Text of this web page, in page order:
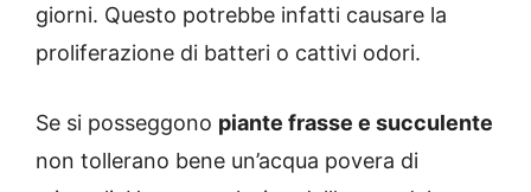
giorni. Questo potrebbe infatti causare la
proliferazione di batteri o cattivi odori.
Se si posseggono piante frasse e succulente
non tollerano bene un’acqua povera di